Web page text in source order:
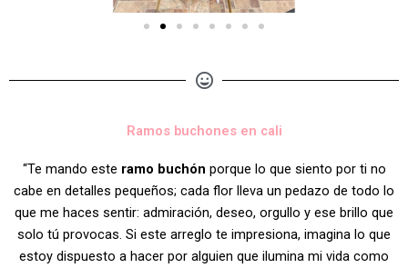
Ramos buchones en cali
“Te mando este ramo buchón porque lo que siento por ti no
cabe en detalles pequeños; cada flor lleva un pedazo de todo lo
que me haces sentir: admiración, deseo, orgullo y ese brillo que
solo tú provocas. Si este arreglo te impresiona, imagina lo que
estoy dispuesto a hacer por alguien que ilumina mi vida como